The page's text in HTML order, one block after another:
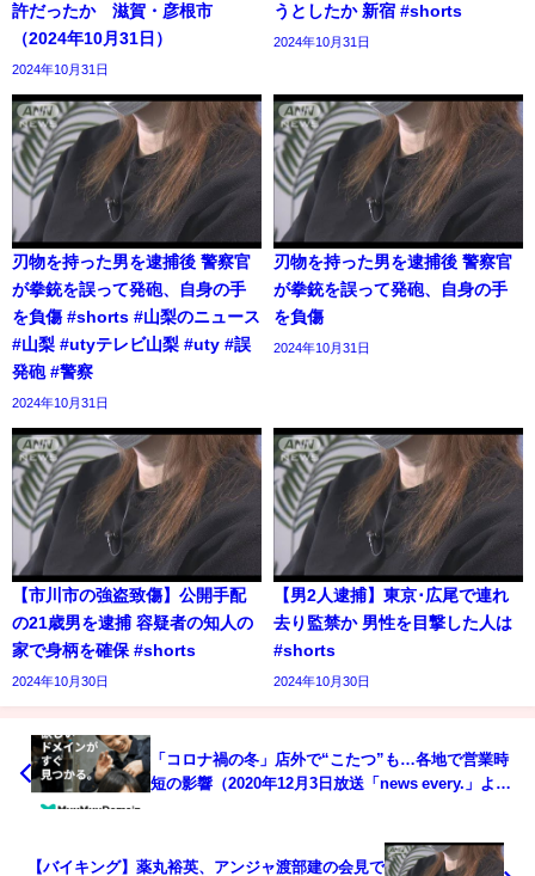
許だったか 滋賀・彦根市
（2024年10月31日）
2024年10月31日
うとしたか 新宿 #shorts
2024年10月31日
刃物を持った男を逮捕後 警察官
が拳銃を誤って発砲、自身の手
を負傷 #shorts #山梨のニュース
#山梨 #utyテレビ山梨 #uty #誤
発砲 #警察
2024年10月31日
刃物を持った男を逮捕後 警察官
が拳銃を誤って発砲、自身の手
を負傷
2024年10月31日
【市川市の強盗致傷】公開手配
の21歳男を逮捕 容疑者の知人の
家で身柄を確保 #shorts
2024年10月30日
【男2人逮捕】東京･広尾で連れ
去り監禁か 男性を目撃した人は
#shorts
2024年10月30日
「コロナ禍の冬」店外で“こたつ”も…各地で営業時
短の影響（2020年12月3日放送「news every.」よ
【バイキング】薬丸裕英、アンジャ渡部建の会見で